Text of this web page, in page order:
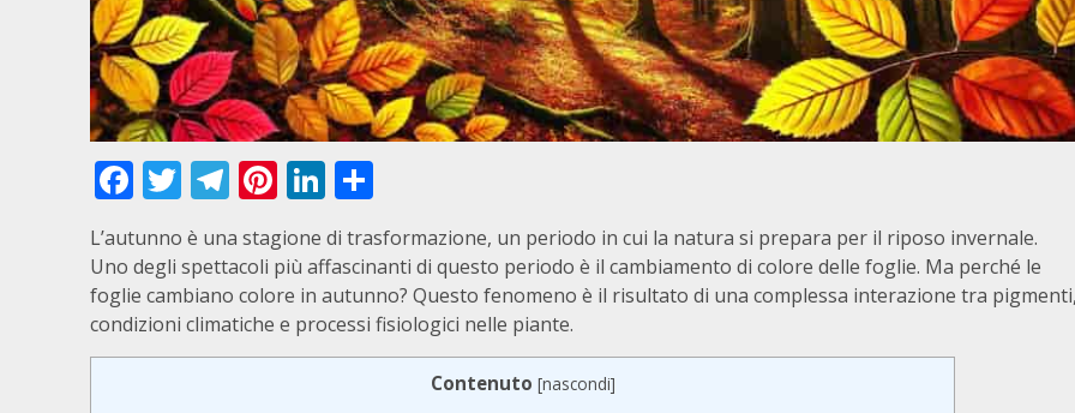
Facebook
Twitter
Telegram
Pinterest
LinkedIn
L’autunno è una stagione di trasformazione, un periodo in cui la natura si prepara per il riposo invernale.
Uno degli spettacoli più affascinanti di questo periodo è il cambiamento di colore delle foglie. Ma perché le
foglie cambiano colore in autunno? Questo fenomeno è il risultato di una complessa interazione tra
condizioni climatiche e processi fisiologici nelle piante.
Contenuto [nascondi]